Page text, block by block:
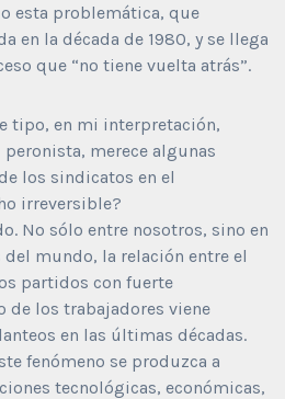
esta problemática, que
en la década de 1980, y se llega
que “no tiene vuelta atrás”.
tipo, en mi interpretación,
merece algunas
los sindicatos en el
irreversible?
No sólo entre nosotros, sino en
mundo, la relación entre el
partidos con fuerte
de los trabajadores viene
en las últimas décadas.
fenómeno se produzca a
tecnológicas, económicas,